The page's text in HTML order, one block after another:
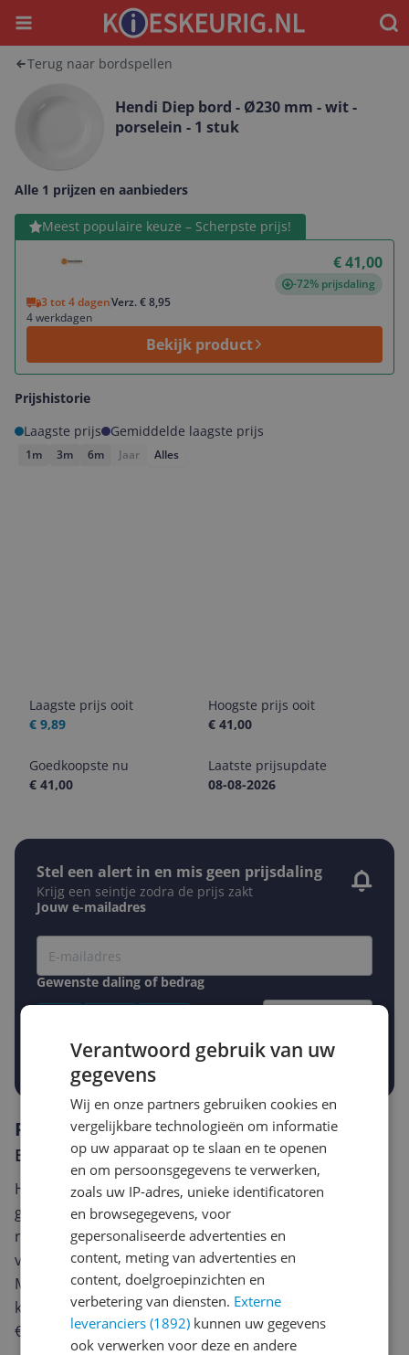
Menu
Terug naar bordspellen
Hendi Diep bord - Ø230 mm - wit -
porselein - 1 stuk
Alle 1 prijzen en aanbieders
Meest populaire keuze – Scherpste prijs!
€ 41,00
-72% prijsdaling
3 tot 4 dagenVerz. € 8,95
4 werkdagen
Bekijk product
Bekijk product
Prijshistorie
Laagste prijs
Gemiddelde laagste prijs
1m 3m 6m Jaar Alles
Laagste prijs ooit
€ 9,89
Hoogste prijs ooit
€ 41,00
Goedkoopste nu
€ 41,00
Laatste prijsupdate
08-08-2026
Stel een alert in en mis geen prijsdaling
Krijg een seintje zodra de prijs zakt
Jouw e-mailadres
Gewenste daling of bedrag
Gewenste prijs
Prijsalert aanzetten
Reviews
Er zijn nog geen reviews geschreven
Heb jij dit product in bezit en wil je graag je mening
geven? Start dan hieronder met het schrijven van je
review. Afhankelijk van de details duurt het schrijven
van een review gemiddeld tussen de 3 en 10 minuten.
Met jouw mening help je andere bezoekers een betere
keuze te maken én maak je iedere maand kans op
€250,-!
Klik hier voor de actievoorwaarden.
Verantwoord gebruik van uw
gegevens
Wij en onze partners gebruiken cookies en
vergelijkbare technologieën om informatie
op uw apparaat op te slaan en te openen
en om persoonsgegevens te verwerken,
zoals uw IP-adres, unieke identificatoren
en browsegegevens, voor
gepersonaliseerde advertenties en
content, meting van advertenties en
content, doelgroepinzichten en
verbetering van diensten. Externe
leveranciers (1892) kunnen uw gegevens
ook verwerken voor deze en andere